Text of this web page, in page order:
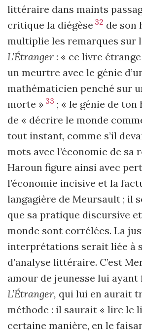
littéraire dans maints
critique la diégèse 32 de son
multiplie les remarques sur
L’Étranger : « ce livre
un meurtre avec le génie
mathématicien penché sur
morte » 33 ; « le génie de ton
de « décrire le monde
tout instant, comme s’il
mots avec l’économie de sa
Haroun figure ainsi avec
l’économie incisive et la
langagière de Meursault ; il
que sa pratique discursive
monde sont corrélées. La
interprétations serait liée à
d’analyse littéraire. C’est
amour de jeunesse lui
L’Étranger, qui lui en aurait
méthode : il saurait « lire le
certaine manière, en le